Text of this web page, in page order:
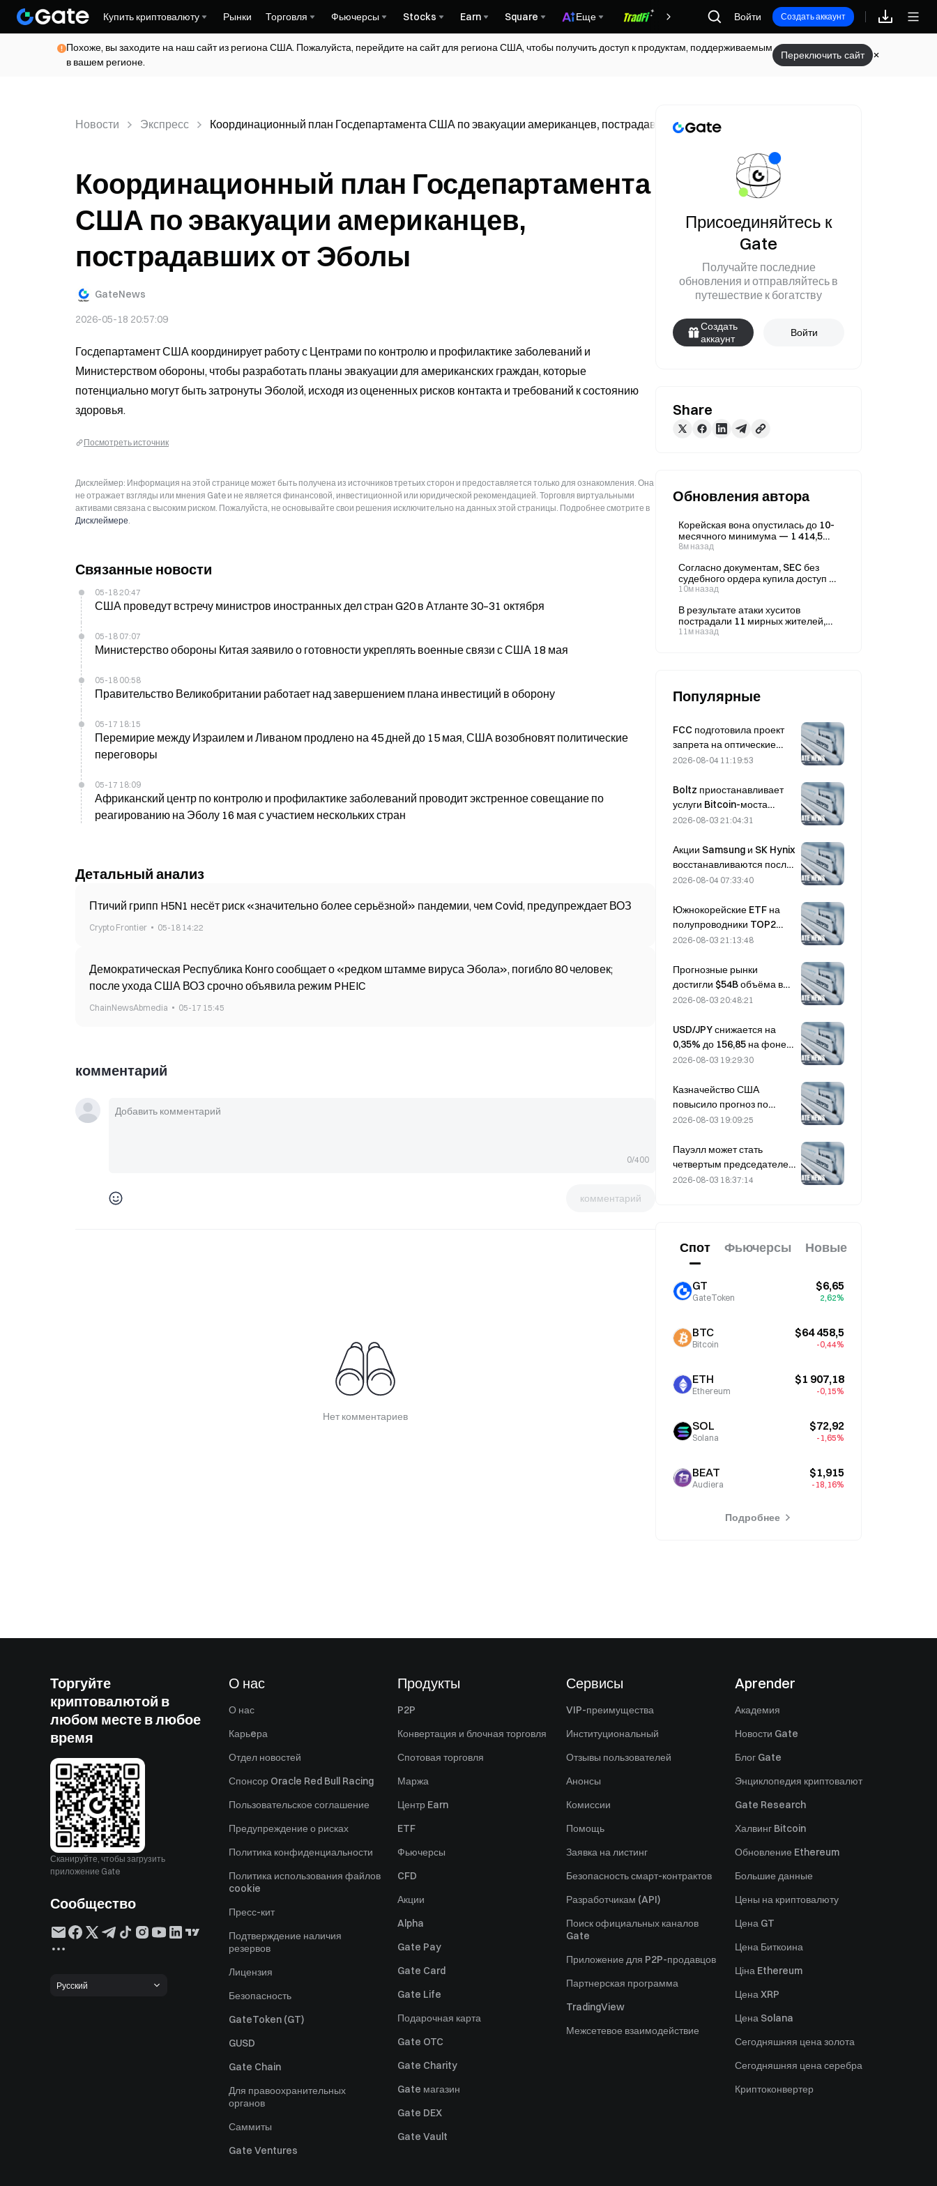
Купить криптовалюту Рынки Торговля Фьючерсы Stocks Earn Square Еще Награды
Войти Создать аккаунт
Похоже, вы заходите на наш сайт из региона США. Пожалуйста, перейдите на сайт для региона США, чтобы получить доступ к продуктам, поддерживаемым
в вашем регионе.
Переключить сайт
Новости Экспресс Координационный план Госдепартамента США по эвакуации американцев, пострадавших от Эболы
Координационный план Госдепартамента
США по эвакуации американцев,
пострадавших от Эболы
GateNews
2026-05-18 20:57:09
Госдепартамент США координирует работу с Центрами по контролю и профилактике заболеваний и
Министерством обороны, чтобы разработать планы эвакуации для американских граждан, которые
потенциально могут быть затронуты Эболой, исходя из оцененных рисков контакта и требований к состоянию
здоровья.
Посмотреть источник
Дисклеймер: Информация на этой странице может быть получена из источников третьих сторон и предоставляется только для ознакомления. Она
не отражает взгляды или мнения Gate и не является финансовой, инвестиционной или юридической рекомендацией. Торговля виртуальными
активами связана с высоким риском. Пожалуйста, не основывайте свои решения исключительно на данных этой страницы. Подробнее смотрите в
Дисклеймере.
Связанные новости
05-18 20:47
США проведут встречу министров иностранных дел стран G20 в Атланте 30–31 октября
05-18 07:07
Министерство обороны Китая заявило о готовности укреплять военные связи с США 18 мая
05-18 00:58
Правительство Великобритании работает над завершением плана инвестиций в оборону
05-17 18:15
Перемирие между Израилем и Ливаном продлено на 45 дней до 15 мая, США возобновят политические
переговоры
05-17 18:09
Африканский центр по контролю и профилактике заболеваний проводит экстренное совещание по
реагированию на Эболу 16 мая с участием нескольких стран
Детальный анализ
Птичий грипп H5N1 несёт риск «значительно более серьёзной» пандемии, чем Covid, предупреждает ВОЗ
Crypto Frontier 05-18 14:22
Демократическая Республика Конго сообщает о «редком штамме вируса Эбола», погибло 80 человек;
после ухода США ВОЗ срочно объявила режим PHEIC
ChainNewsAbmedia 05-17 15:45
комментарий
0/400
комментарий
Нет комментариев
Присоединяйтесь к
Gate
Получайте последние
обновления и отправляйтесь в
путешествие к богатству
Создать
аккаунт
Войти
Share
Обновления автора
Корейская вона опустилась до 10-
месячного минимума — 1 414,5
воны за доллар — на фоне
напряжённости и благоприятного
влияния политики США.
8м назад
Согласно документам, SEC без
судебного ордера купила доступ к
более чем 1 млрд записей
10м назад
В результате атаки хуситов
пострадали 11 мирных жителей,
сообщает коалиция во главе с
11м назад
Популярные
FCC подготовила проект
запрета на оптические
модули для китайских
данных; Xinyuan может
потерять 27% своей доли
рынка
2026-08-04 11:19:53
Boltz приостанавливает
услуги Bitcoin-моста
бесконечно после атак с
2026-08-03 21:04:31
Акции Samsung и SK Hynix
восстанавливаются после
падения на 5% благодаря
розничных инвесторов.
2026-08-04 07:33:40
Южнокорейские ETF на
полупроводники TOP2
обрушились на 36% за
разворота притока
капитала
2026-08-03 21:13:48
Прогнозные рынки
достигли $54B объёма в
июле, поскольку Кубок
торговлю
2026-08-03 20:48:21
USD/JPY снижается на
0,35% до 156,85 на фоне
укрепления иены в начале
2026-08-03 19:29:30
Казначейство США
повысило прогноз по
заимствованиям на III
2026-08-03 19:09:25
Пауэлл может стать
четвертым председателем
ФРС, чтобы завершить
2026-08-03 18:37:14
Спот Фьючерсы Новые
GT
GateToken
$6,65
2,62%
BTC
Bitcoin
$64 458,5
-0,44%
ETH
Ethereum
$1 907,18
-0,15%
SOL
Solana
$72,92
-1,65%
BEAT
Audiera
$1,915
-18,16%
Подробнее
Торгуйте
криптовалютой в
любом месте в любое
время
Сканируйте, чтобы загрузить
приложение Gate
Сообщество
Русский
О нас
О нас
Карьeра
Отдел новостей
Спонсор Oracle Red Bull Racing
Пользовательское соглашение
Предупреждение о рисках
Политика конфиденциальности
Политика использования файлов
cookie
Пресс-кит
Подтверждение наличия
резервов
Лицензия
Безопасность
GateToken (GT)
GUSD
Gate Chain
Для правоохранительных
органов
Саммиты
Gate Ventures
Продукты
P2P
Конвертация и блочная торговля
Спотовая торговля
Маржа
Центр Earn
ETF
Фьючерсы
CFD
Акции
Alpha
Gate Pay
Gate Card
Gate Life
Подарочная карта
Gate OTC
Gate Charity
Gate магазин
Gate DEX
Gate Vault
Сервисы
VIP-преимущества
Институциональный
Отзывы пользователей
Анонсы
Комиссии
Помощь
Заявка на листинг
Безопасность смарт-контрактов
Разработчикам (API)
Поиск официальных каналов
Gate
Приложение для P2P-продавцов
Партнерская программа
TradingView
Межсетевое взаимодействие
Aprender
Академия
Новости Gate
Блог Gate
Энциклопедия криптовалют
Gate Research
Халвинг Bitcoin
Обновление Ethereum
Большие данные
Цены на криптовалюту
Цена GT
Цена Биткоина
Ціна Ethereum
Цена XRP
Цена Solana
Сегодняшняя цена золота
Сегодняшняя цена серебра
Криптоконвертер